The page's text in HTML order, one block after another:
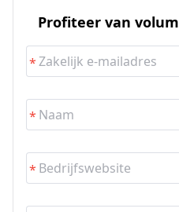
Profiteer van